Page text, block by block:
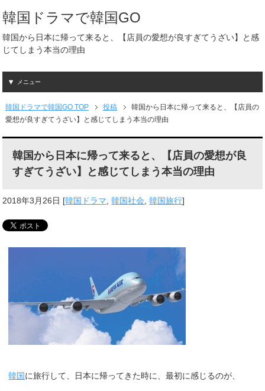
韓国ドラマで韓国GO
韓国から日本に帰って来ると、【店員の愛想が良すぎてうざい】と感
じてしまう本当の理由
メニュー
韓国ドラマで韓国GO TOP 投稿
韓国から日本に帰って来ると、【店員の
愛想が良すぎてうざい】と感じてしまう本当の理由
韓国から日本に帰って来ると、【店員の愛想が良
すぎてうざい】と感じてしまう本当の理由
2018年3月26日 [韓国ドラマ,韓国社会,韓国旅行]
韓国に旅行して、日本に帰ってきた時に、最初に感じるのが、